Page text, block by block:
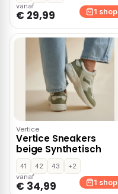
vanaf
€ 29,99 1 shop
Vertice
Vertice Sneakers
beige Synthetisch
41 42 43
+2
vanaf
€ 34,99 1 shop